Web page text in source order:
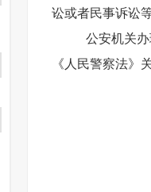
讼或者民事诉讼
公安机关
《人民警察法》